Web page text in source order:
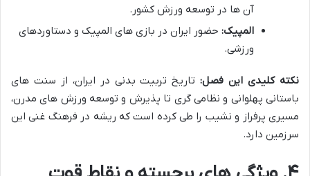
آن ها در توسعه ورزش کشور.
المپیک: حضور ایران در بازی های المپیک و دستاوردهای
ورزشی.
نکته کلیدی این فصل:تاریخ تربیت بدنی در ایران، از سنت های
باستانی پهلوانی و نظامی گری تا پذیرش و توسعه ورزش های مدرن،
مسیری پرفراز و نشیب را طی کرده است که ریشه در فرهنگ غنی این
سرزمین دارد.